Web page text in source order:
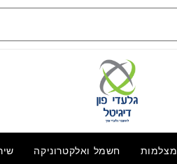
מצלמות חשמל ואלקטרוניקה